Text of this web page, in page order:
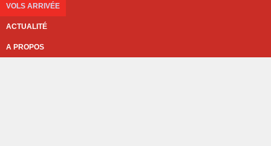
VOLS ARRIVÉE
ACTUALITÉ
A PROPOS